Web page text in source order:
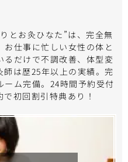
とお灸ひなた”は、完全無
仕事に忙しい女性の体と
だけで不調改善、体型変
は歴25年以上の実績。完
ム完備。24時間予約受付
初回割引特典あり！